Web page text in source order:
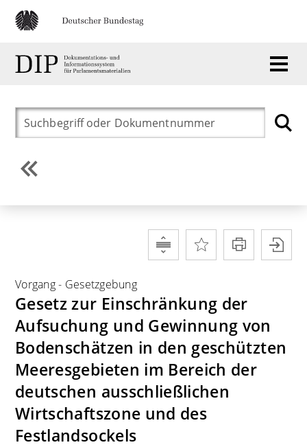
Vorgang- Gesetzgebung
Gesetz zur Einschränkung der
Aufsuchung und Gewinnung von
Bodenschätzen in den geschützten
Meeresgebieten im Bereich der
deutschen ausschließlichen
Wirtschaftszone und des
Festlandsockels